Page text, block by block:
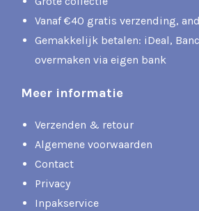
Vanaf €40 gratis verzending,
Gemakkelijk betalen: iDeal,
overmaken via eigen bank
Meer informatie
Verzenden & retour
Algemene voorwaarden
Contact
Privacy
Inpakservice